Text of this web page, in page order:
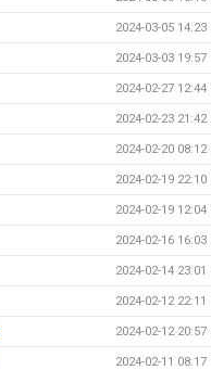
2024-03-05 14:23
2024-03-03 19:57
2024-02-27 12:44
2024-02-23 21:42
2024-02-20 08:12
2024-02-19 22:10
2024-02-19 12:04
2024-02-16 16:03
2024-02-14 23:01
2024-02-12 22:11
2024-02-12 20:57
2024-02-11 08:17